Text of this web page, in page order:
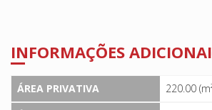
INFORMAÇÕES
ÁREA PRIVATIVA
220.00